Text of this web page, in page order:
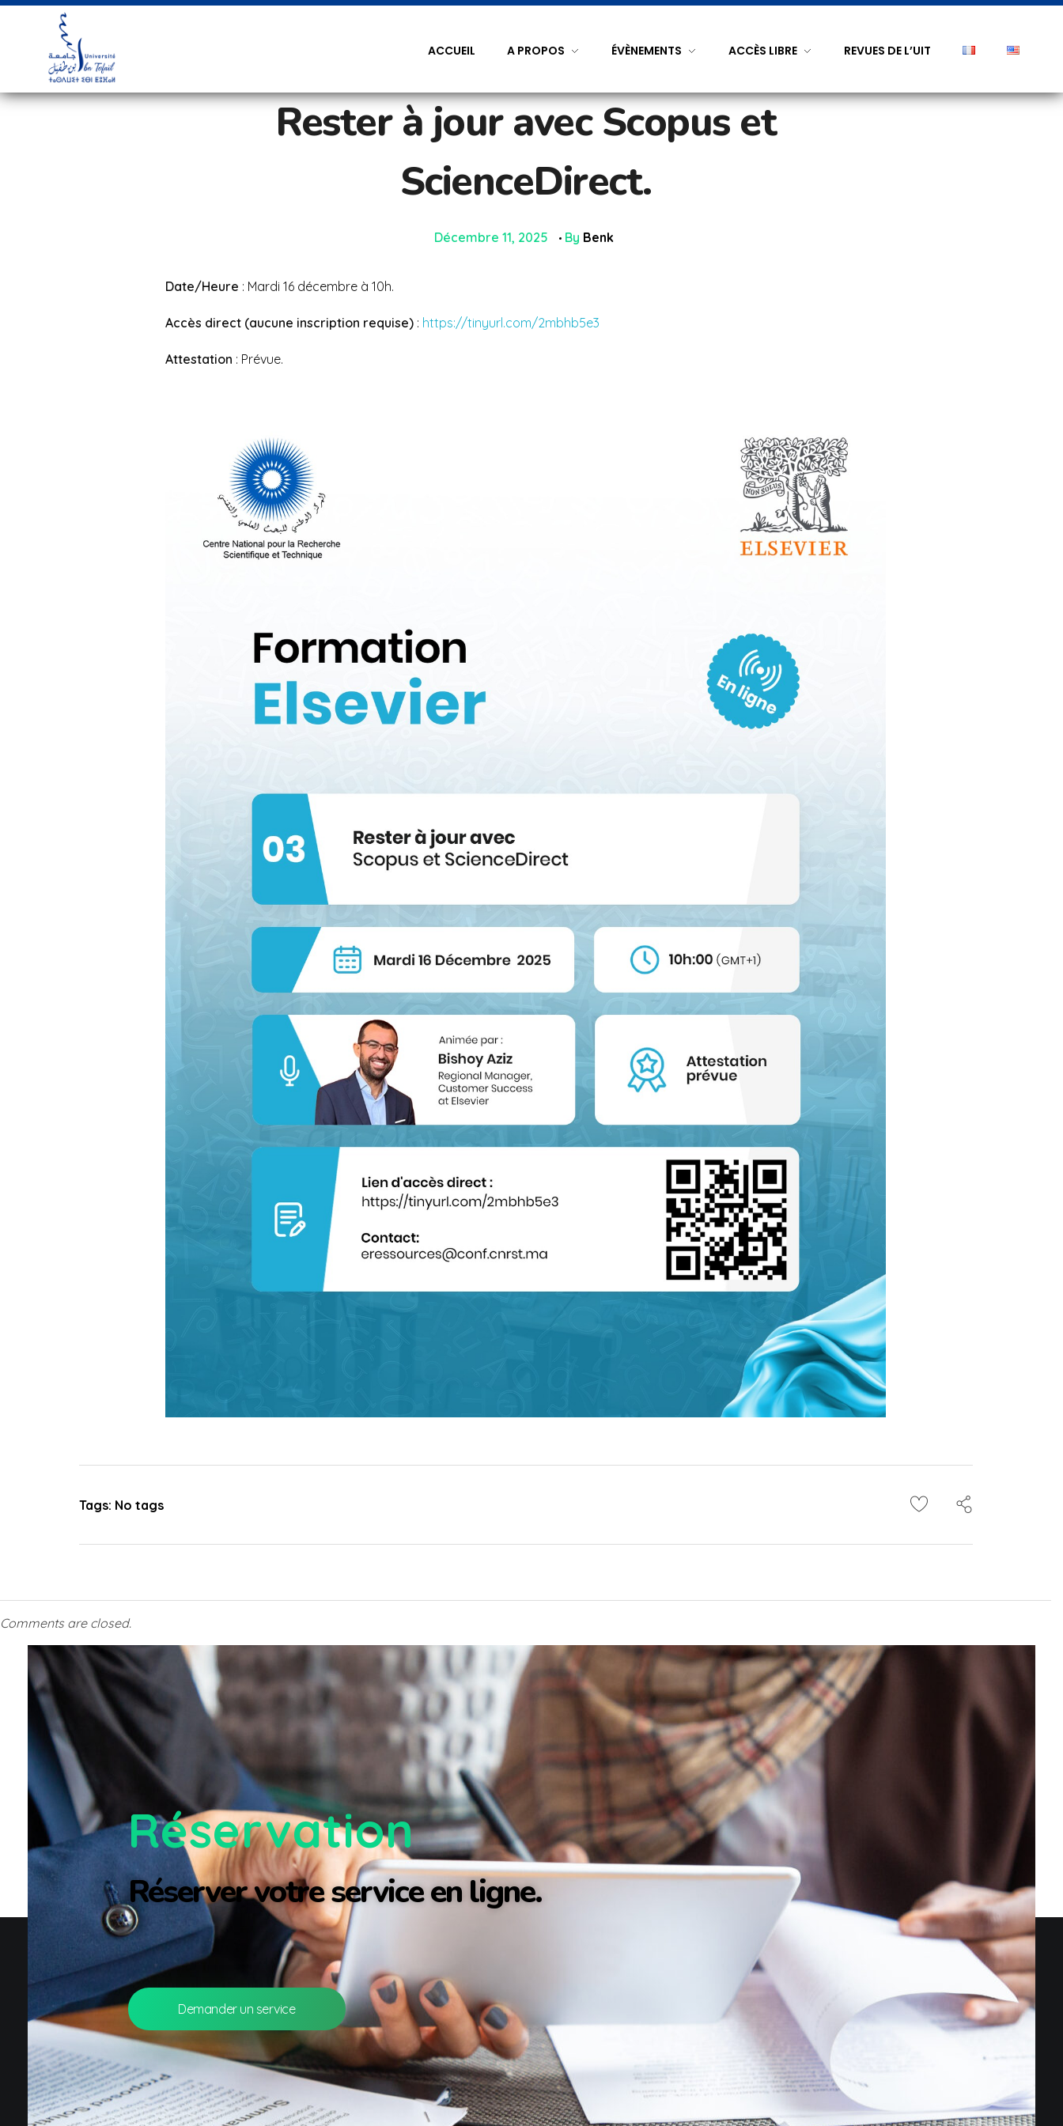
ACCUEIL A PROPOS ÉVÈNEMENTS ACCÈS LIBRE REVUES DE L’UIT
Rester à jour avec Scopus et
ScienceDirect.
Décembre 11, 2025 By Benk
Date/Heure : Mardi 16 décembre à 10h.
Accès direct (aucune inscription requise) : https://tinyurl.com/2mbhb5e3
Attestation : Prévue.
Tags: No tags
Comments are closed.
Réservation
Réserver votre service en ligne.
Demander un service